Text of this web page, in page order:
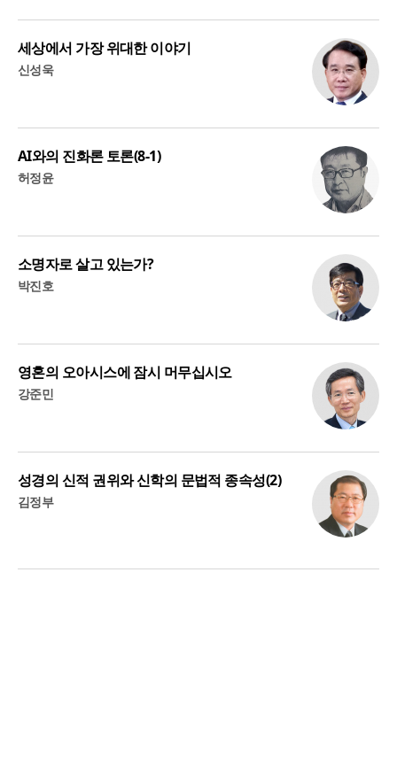
세상에서 가장 위대한 이야기
신성욱
AI와의 진화론 토론(8-1)
허정윤
소명자로 살고 있는가?
박진호
영혼의 오아시스에 잠시 머무십시오
강준민
성경의 신적 권위와 신학의 문법적 종속성(2)
김정부